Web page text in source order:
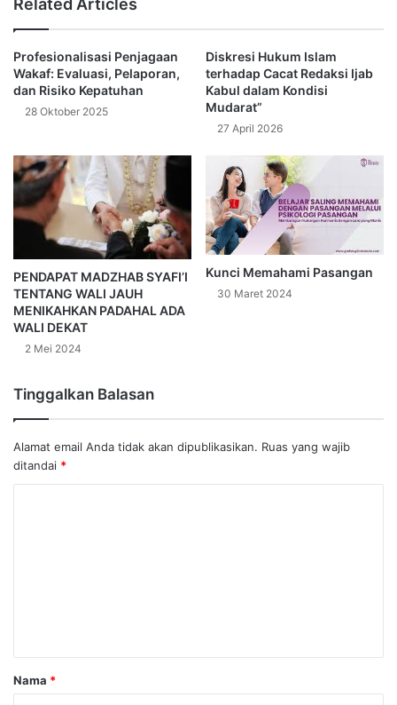
t
e
Related Articles
Profesionalisasi Penjagaan
Wakaf: Evaluasi, Pelaporan,
dan Risiko Kepatuhan
28 Oktober 2025
Diskresi Hukum Islam
terhadap Cacat Redaksi Ijab
Kabul dalam Kondisi
Mudarat”
27 April 2026
PENDAPAT MADZHAB SYAFI’I
TENTANG WALI JAUH
MENIKAHΚΑΝ PADAHAL ADA
WALI DEKAT
2 Mei 2024
Kunci Memahami Pasangan
30 Maret 2024
Tinggalkan Balasan
Alamat email Anda tidak akan dipublikasikan. Ruas yang wajib
ditandai *
a
r
Nama *